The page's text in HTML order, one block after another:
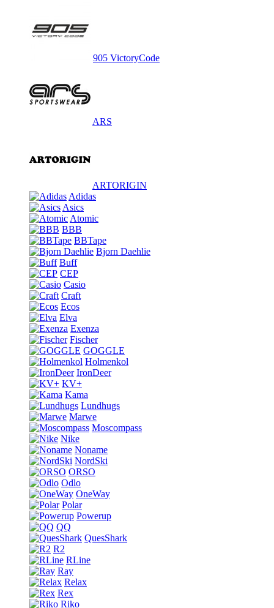
905 VictoryCode
ARS
ARTORIGIN
Adidas
Asics
Atomic
BBB
BBTape
Bjorn Daehlie
Buff
CEP
Casio
Craft
Ecos
Elva
Exenza
Fischer
GOGGLE
Holmenkol
IronDeer
KV+
Kama
Lundhugs
Marwe
Moscompass
Nike
Noname
NordSki
ORSO
Odlo
OneWay
Polar
Powerup
QQ
QuesShark
R2
RLine
Ray
Relax
Rex
Riko